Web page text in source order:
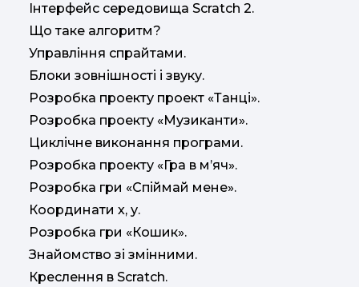
Інтерфейс середовища Scratch 2.
Що таке алгоритм?
Управління спрайтами.
Блоки зовнішності і звуку.
Розробка проекту проект «Танці».
Розробка проекту «Музиканти».
Циклічне виконання програми.
Розробка проекту «Гра в м’яч».
Розробка гри «Спіймай мене».
Координати х, у.
Розробка гри «Кошик».
Знайомство зі змінними.
Креслення в Scratch.